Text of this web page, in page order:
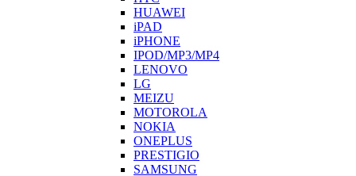
HUAWEI
iPAD
iPHONE
IPOD/MP3/MP4
LENOVO
LG
MEIZU
MOTOROLA
NOKIA
ONEPLUS
PRESTIGIO
SAMSUNG